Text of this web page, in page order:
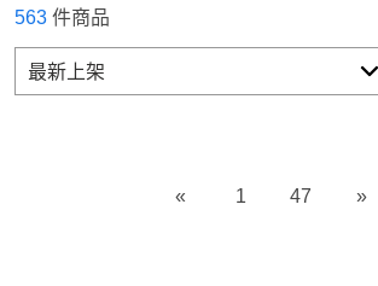
563 件商品
« 1 47 »